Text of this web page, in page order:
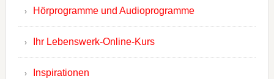
Hörprogramme und Audioprogramme
Ihr Lebenswerk-Online-Kurs
Inspirationen